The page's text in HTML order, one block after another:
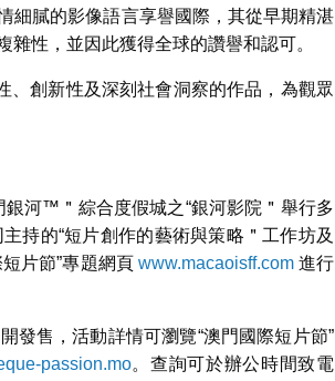
細膩的影像語言享譽國際，其從早期精湛
性，並因此獲得全球的讚譽和認可。
、創新性及深刻社會洞察的作品，為觀眾
河™＂綜合度假城之“銀河影院＂舉行多
持的“短片創作的藝術與策略＂工作坊及
片節”專題網頁 www.macaoisff.com進行
發售，活動詳情可瀏覽“澳門國際短片節”
passion.mo。查詢可於辦公時間致電